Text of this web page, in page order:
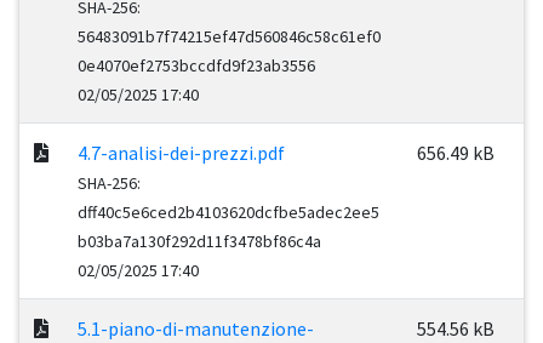
SHA-256:
56483091b7f74215ef47d560846c58c61ef0
0e4070ef2753bccdfd9f23ab3556
02/05/2025 17:40
4.7-analisi-dei-prezzi.pdf
SHA-256:
dff40c5e6ced2b4103620dcfbe5adec2ee5
b03ba7a130f292d11f3478bf86c4a
02/05/2025 17:40
656.49 kB
5.1-piano-di-manutenzione-
554.56 kB